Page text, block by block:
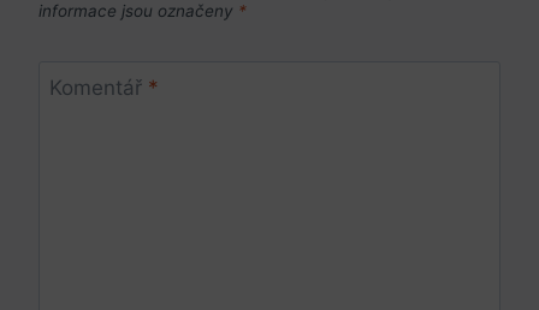
informace jsou označeny *
Komentář *